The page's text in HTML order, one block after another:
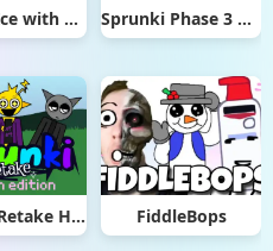
Cool As Ice with Abgerny Sprunki Phase 3 Re-Skin
Sprunki Retake Human Edition FiddleBops